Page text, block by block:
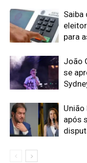
Saiba
para
João
se
União
após